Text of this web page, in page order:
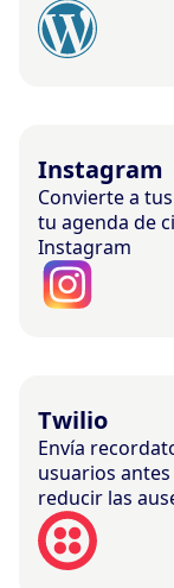
Instagram
Convierte a
tu agenda de
Instagram
Twilio
Envía
usuarios
reducir las